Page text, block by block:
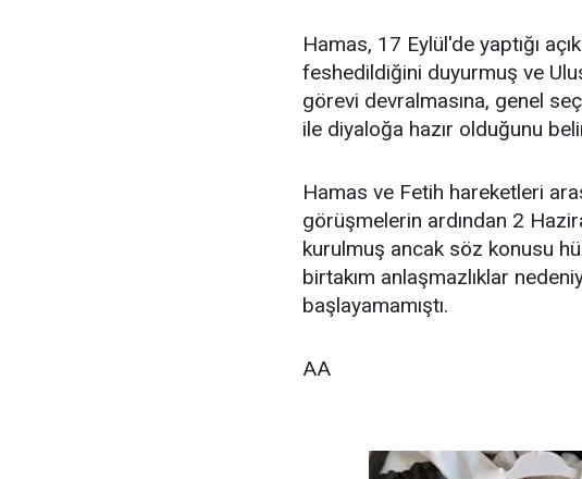
Hamas, 17 Eylül'de yaptığı
feshedildiğini duyurmuş ve
görevi devralmasına, genel
ile diyaloğa hazır olduğunu
Hamas ve Fetih hareketleri
görüşmelerin ardından 2
kurulmuş ancak söz konusu
birtakım anlaşmazlıklar
başlayamamıştı.
AA